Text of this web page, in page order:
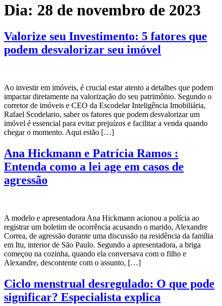
Dia: 28 de novembro de 2023
Valorize seu Investimento: 5 fatores que
podem desvalorizar seu imóvel
Ao investir em imóveis, é crucial estar atento a detalhes que podem
impactar diretamente na valorização do seu patrimônio. Segundo o
corretor de imóveis e CEO da Escodelar Inteligência Imobiliária,
Rafael Scodelario, saber os fatores que podem desvalorizar um
imóvel é essencial para evitar prejuízos e facilitar a venda quando
chegar o momento. Aqui estão […]
Ana Hickmann e Patrícia Ramos :
Entenda como a lei age em casos de
agressão
A modelo e apresentadora Ana Hickmann acionou a polícia ao
registrar um boletim de ocorrência acusando o marido, Alexandre
Correa, de agressão durante uma discussão na residência da família
em Itu, interior de São Paulo. Segundo a apresentadora, a briga
começou na cozinha, quando ela conversava com o filho e
Alexandre, descontente com o assunto, […]
Ciclo menstrual desregulado: O que pode
significar? Especialista explica